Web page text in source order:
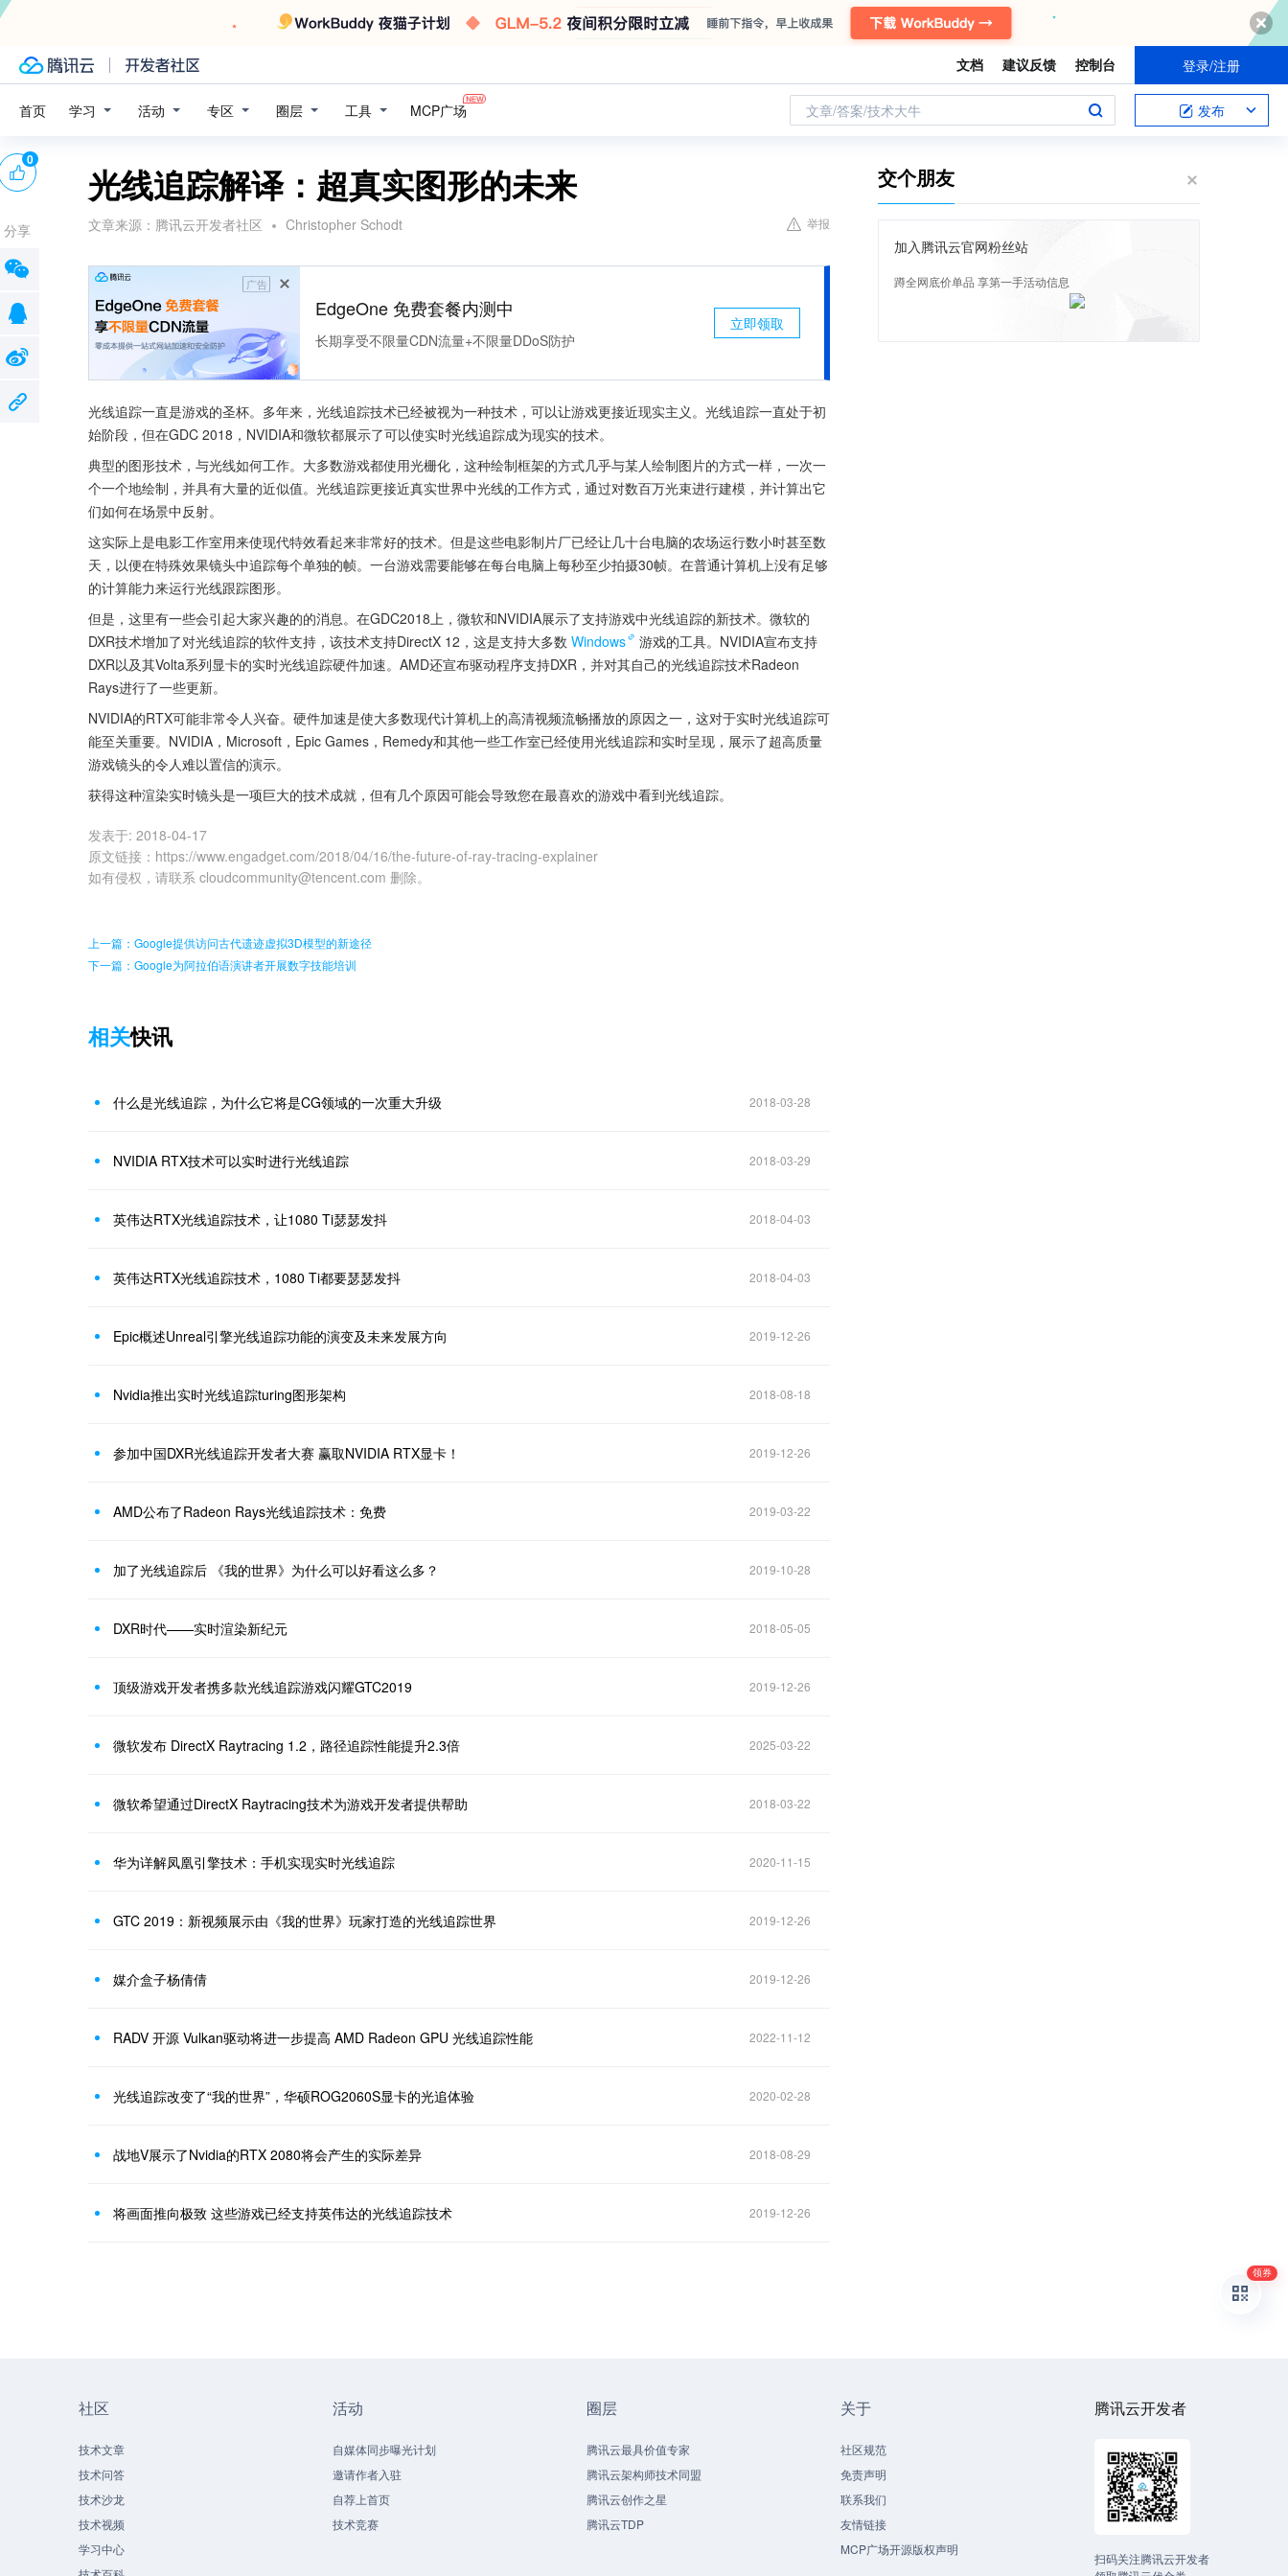
文档 建议反馈 控制台 登录/注册
首页 学习 活动 专区 圈层 工具 MCP广场 文章/答案/技术大牛 发布
光线追踪解译：超真实图形的未来
文章来源： 腾讯云开发者社区 Christopher Schodt 举报
广告
EdgeOne 免费套餐内测中
长期享受不限量CDN流量+不限量DDoS防护
立即领取
光线追踪一直是游戏的圣杯。多年来，光线追踪技术已经被视为一种技术，可以让游戏更接近现实主义。光线追踪一直处于初
始阶段，但在GDC 2018，NVIDIA和微软都展示了可以使实时光线追踪成为现实的技术。
典型的图形技术，与光线如何工作。大多数游戏都使用光栅化，这种绘制框架的方式几乎与某人绘制图片的方式一样，一次一
个一个地绘制，并具有大量的近似值。光线追踪更接近真实世界中光线的工作方式，通过对数百万光束进行建模，并计算出它
们如何在场景中反射。
这实际上是电影工作室用来使现代特效看起来非常好的技术。但是这些电影制片厂已经让几十台电脑的农场运行数小时甚至数
天，以便在特殊效果镜头中追踪每个单独的帧。一台游戏需要能够在每台电脑上每秒至少拍摄30帧。在普通计算机上没有足够
的计算能力来运行光线跟踪图形。
但是，这里有一些会引起大家兴趣的的消息。在GDC2018上，微软和NVIDIA展示了支持游戏中光线追踪的新技术。微软的
DXR技术增加了对光线追踪的软件支持，该技术支持DirectX 12，这是支持大多数 Windows
游戏的工具。NVIDIA宣布支持
DXR以及其Volta系列显卡的实时光线追踪硬件加速。AMD还宣布驱动程序支持DXR，并对其自己的光线追踪技术Radeon
Rays进行了一些更新。
NVIDIA的RTX可能非常令人兴奋。硬件加速是使大多数现代计算机上的高清视频流畅播放的原因之一，这对于实时光线追踪可
能至关重要。NVIDIA，Microsoft，Epic Games，Remedy和其他一些工作室已经使用光线追踪和实时呈现，展示了超高质量
游戏镜头的令人难以置信的演示。
获得这种渲染实时镜头是一项巨大的技术成就，但有几个原因可能会导致您在最喜欢的游戏中看到光线追踪。
发表于: 2018-04-17
原文链接 ： https://www.engadget.com/2018/04/16/the-future-of-ray-tracing-explainer
如有侵权，请联系 cloudcommunity@tencent.com 删除。
0
分享
上一篇：Google提供访问古代遗迹虚拟3D模型的新途径
下一篇：Google为阿拉伯语演讲者开展数字技能培训
相关快讯
什么是光线追踪，为什么它将是CG领域的一次重大升级 2018-03-28
NVIDIA RTX技术可以实时进行光线追踪 2018-03-29
英伟达RTX光线追踪技术，让1080 Ti瑟瑟发抖 2018-04-03
英伟达RTX光线追踪技术，1080 Ti都要瑟瑟发抖 2018-04-03
Epic概述Unreal引擎光线追踪功能的演变及未来发展方向 2019-12-26
Nvidia推出实时光线追踪turing图形架构 2018-08-18
参加中国DXR光线追踪开发者大赛 赢取NVIDIA RTX显卡！ 2019-12-26
AMD公布了Radeon Rays光线追踪技术：免费 2019-03-22
加了光线追踪后 《我的世界》为什么可以好看这么多？ 2019-10-28
DXR时代——实时渲染新纪元 2018-05-05
顶级游戏开发者携多款光线追踪游戏闪耀GTC2019 2019-12-26
微软发布 DirectX Raytracing 1.2，路径追踪性能提升2.3倍 2025-03-22
微软希望通过DirectX Raytracing技术为游戏开发者提供帮助 2018-03-22
华为详解凤凰引擎技术：手机实现实时光线追踪 2020-11-15
GTC 2019：新视频展示由《我的世界》玩家打造的光线追踪世界 2019-12-26
媒介盒子杨倩倩 2019-12-26
RADV 开源 Vulkan驱动将进一步提高 AMD Radeon GPU 光线追踪性能 2022-11-12
光线追踪改变了“我的世界”，华硕ROG2060S显卡的光追体验 2020-02-28
战地V展示了Nvidia的RTX 2080将会产生的实际差异 2018-08-29
将画面推向极致 这些游戏已经支持英伟达的光线追踪技术 2019-12-26
交个朋友
加入腾讯云官网粉丝站
蹲全网底价单品 享第一手活动信息
社区
技术文章
技术问答
技术沙龙
技术视频
学习中心
活动
自媒体同步曝光计划
邀请作者入驻
自荐上首页
技术竞赛
圈层
腾讯云最具价值专家
腾讯云架构师技术同盟
腾讯云创作之星
腾讯云TDP
关于
社区规范
免责声明
联系我们
友情链接
MCP广场开源版权声明
腾讯云开发者
扫码关注腾讯云开发者
领券